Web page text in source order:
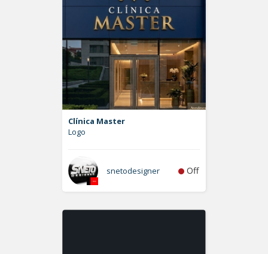
Clínica Master
Logo
snetodesigner Off